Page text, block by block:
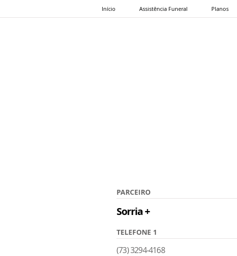
Início Assistência Funeral Planos
PARCEIRO
Sorria +
TELEFONE 1
(73) 3294-4168